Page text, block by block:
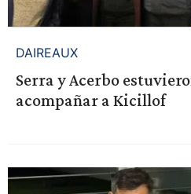
DAIREAUX
Serra y Acerbo
acompañar a Kicillof